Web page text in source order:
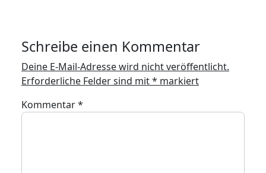
Schreibe einen Kommentar
Deine E-Mail-Adresse wird nicht veröffentlicht.
Erforderliche Felder sind mit* markiert
Kommentar*